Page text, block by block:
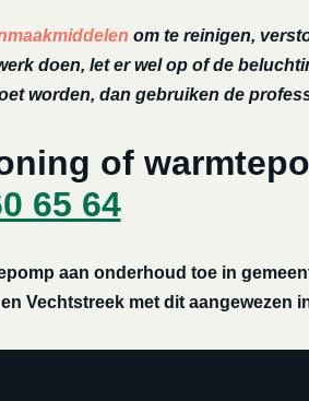
om te reinigen,
doen, let er wel op of de
worden, dan gebruiken de
of
65 64
aan onderhoud toe in
Vechtstreek met dit aangewezen